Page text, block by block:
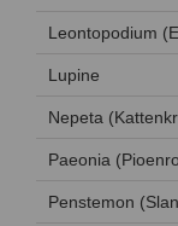
Leontopodium
Lupine
Nepeta
Paeonia
Penstemon